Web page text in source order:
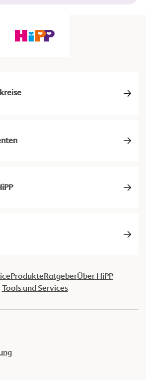
ProdukteRatgeberÜber HiPP
Tools und Services